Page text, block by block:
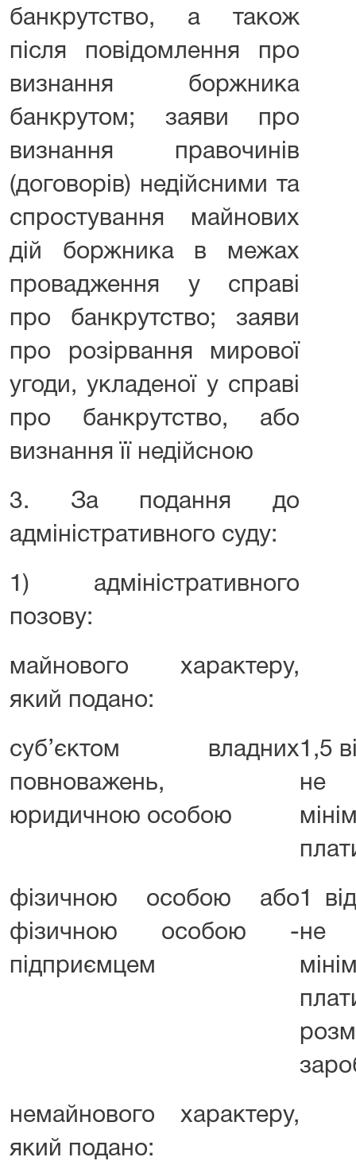
банкрутство, а також
після повідомлення про
визнання боржника
банкрутом; заяви про
визнання правочинів
(договорів) недійсними та
спростування майнових
дій боржника в межах
провадження у справі
про банкрутство; заяви
про розірвання мирової
угоди, укладеної у справі
про банкрутство, або
визнання її недійсною
3. За подання до
адміністративного суду:
1) адміністративного
позову:
майнового характеру,
який подано:
суб’єктом владних
повноважень,
юридичною особою
1,5
не
фізичною особою або
фізичною особою -
підприємцем
1
не
немайнового характеру,
який подано: